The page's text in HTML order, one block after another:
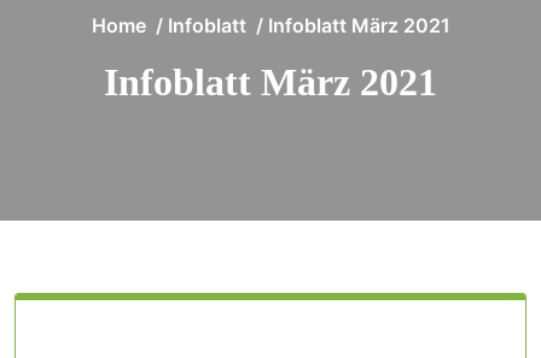
Home/ Infoblatt/ Infoblatt März 2021
Infoblatt März 2021